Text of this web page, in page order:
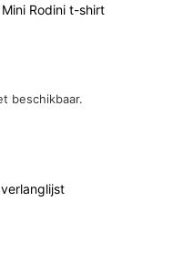
Mini Rodini t-shirt
beschikbaar.